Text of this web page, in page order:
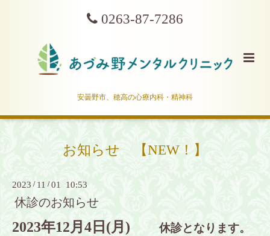
0263-87-7286
安曇野市、穂高の心療内科・精神科
お知らせ 【NEW！】
2023 / 11 /01 10:53
休診のお知らせ
2023年12月4日(月) 休診となります。